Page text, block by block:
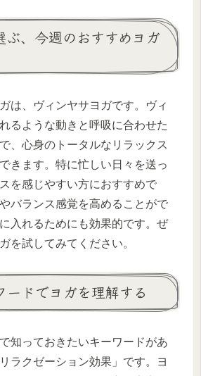
ぶ、今週のおすすめヨガ
は、ヴィンヤサヨガです。ヴィ
るような動きと呼吸に合わせた
、心身のトータルなリラックス
きます。特に忙しい日々を送っ
を感じやすい方におすすめで
バランス感覚を高めることがで
入れるためにも効果的です。ぜ
を試してみてください。
ードでヨガを理解する
知っておきたいキーワードがあ
ラクゼーション効果」です。ヨ